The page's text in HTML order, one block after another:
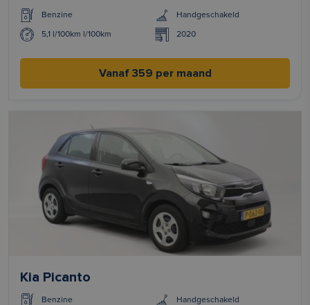
Benzine Handgeschakeld
5,1 l/100km l/100km 2020
Vanaf 359 per maand
Kia Picanto
Benzine Handgeschakeld